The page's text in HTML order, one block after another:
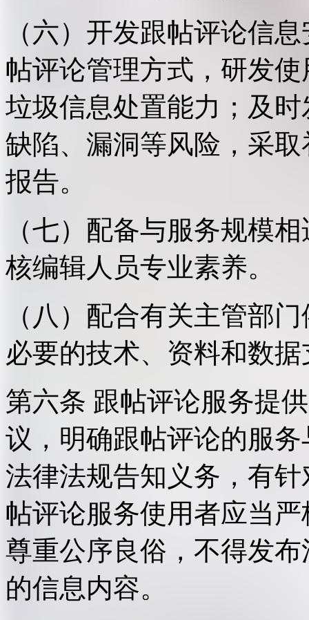
（六）开发跟帖评论信
帖评论管理方式，研发
垃圾信息处置能力；及
缺陷、漏洞等风险，采
报告。
（七）配备与服务规模
核编辑人员专业素养。
（八）配合有关主管部
必要的技术、资料和数
第六条 跟帖评论服务提
议，明确跟帖评论的服
法律法规告知义务，有
帖评论服务使用者应当
尊重公序良俗，不得发
的信息内容。